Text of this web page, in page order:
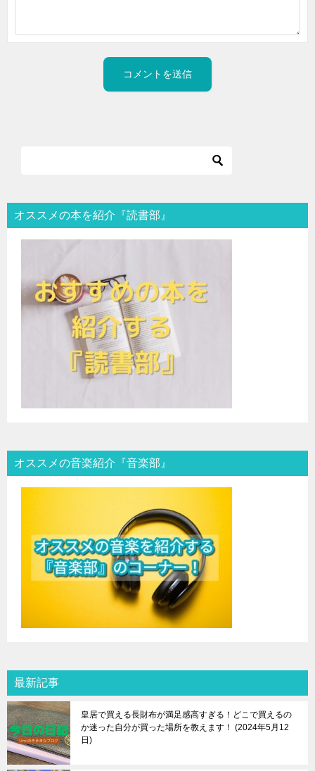
オススメの本を紹介『読書部』
オススメの音楽紹介『音楽部』
最新記事
皇居で買える長財布が満足感高すぎる！どこで買えるの
か迷った自分が買った場所を教えます！
2024年5月12
日